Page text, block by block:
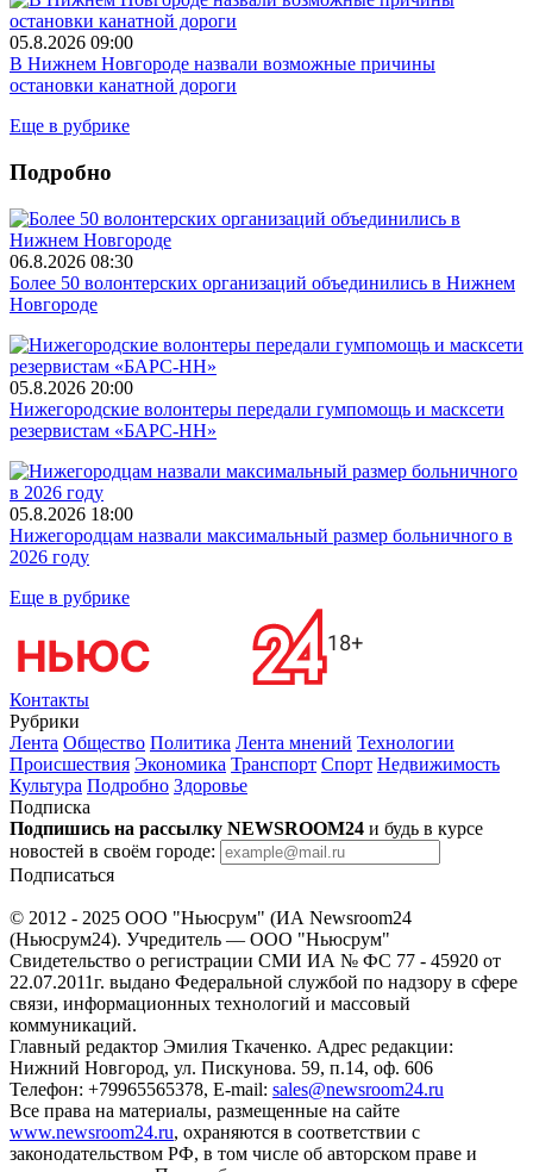
05.8.2026 09:00
В Нижнем Новгороде назвали возможные причины
остановки канатной дороги
Еще в рубрике
Подробно
06.8.2026 08:30
Более 50 волонтерских организаций объединились в Нижнем
Новгороде
05.8.2026 20:00
Нижегородские волонтеры передали гумпомощь и масксети
резервистам «БАРС-НН»
05.8.2026 18:00
Нижегородцам назвали максимальный размер больничного в
2026 году
Еще в рубрике
Контакты
Рубрики
Лента Общество Политика Лента мнений Технологии
Происшествия Экономика Транспорт Спорт Недвижимость
Культура Подробно Здоровье
Подписка
Подпишись на рассылку NEWSROOM24 и будь в курсе
новостей в своём городе:
Подписаться
© 2012 - 2025 ООО "Ньюсрум" (ИА Newsroom24
(Ньюсрум24). Учредитель — ООО "Ньюсрум"
Свидетельство о регистрации СМИ ИА № ФС 77 - 45920 от
22.07.2011г. выдано Федеральной службой по надзору в сфере
связи, информационных технологий и массовый
коммуникаций.
Главный редактор Эмилия Ткаченко. Адрес редакции:
Нижний Новгород, ул. Пискунова. 59, п.14, оф. 606
Телефон: +79965565378, E-mail: sales@newsroom24.ru
Все права на материалы, размещенные на сайте
www.newsroom24.ru, охраняются в соответствии с
законодательством РФ, в том числе об авторском праве и